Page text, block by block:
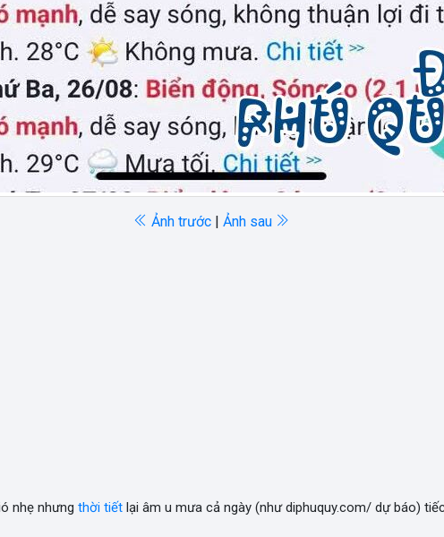
Ảnh trước| Ảnh sau
nhẹ nhưng thời tiết lại âm u mưa cả ngày (như diphuquy.com/ dự báo)